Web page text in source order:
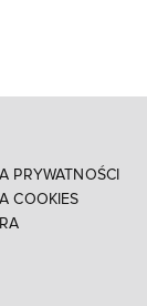
PRYWATNOŚCI
COOKIES